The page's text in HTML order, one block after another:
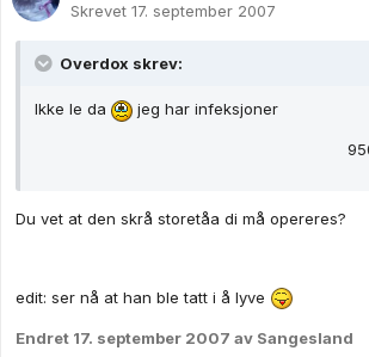
Skrevet 17. september 2007
Overdox skrev:
Ikke le da jeg har infeksjoner
Du vet at den skrå storetåa di må opereres?
edit: ser nå at han ble tatt i å lyve
Endret 17. september 2007 av Sangesland